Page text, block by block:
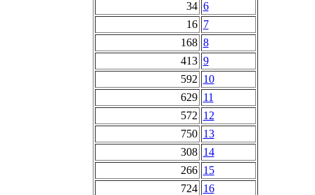
34 6
16 7
168 8
413 9
592 10
629 11
572 12
750 13
308 14
266 15
724 16